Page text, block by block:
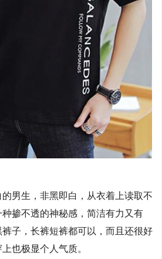
男生，非黑即白，从衣着上读取不
掺不透的神秘感，简洁有力又有
子，长裤短裤都可以，而且还很好
也极显个人气质。